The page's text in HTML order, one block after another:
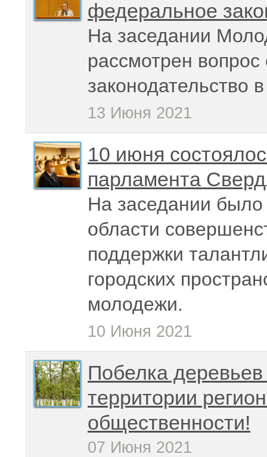
федеральное
На заседании
рассмотрен
законодательство
13 Июня 2021
10 июня
парламента
На заседании было
области
поддержки
городских
молодежи.
10 Июня 2021
Побелка
территории
общественности!
07 Июня 2021